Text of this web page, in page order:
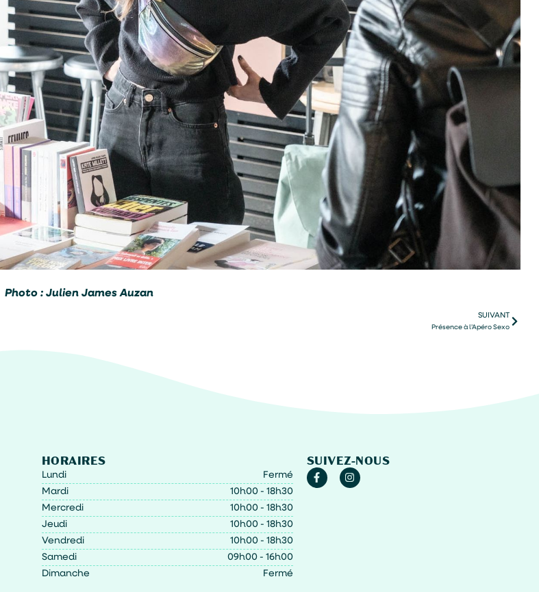
Photo : Julien James Auzan
SUIVANT
Présence à l’Apéro Sexo
HORAIRES
Lundi
Fermé
Mardi
10h00 - 18h30
Mercredi
10h00 - 18h30
Jeudi
10h00 - 18h30
Vendredi
10h00 - 18h30
Samedi
09h00 - 16h00
Dimanche
Fermé
SUIVEZ-NOUS